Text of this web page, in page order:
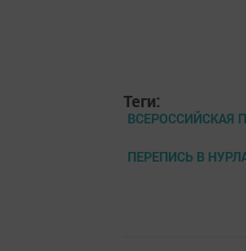
Теги:
ВСЕРОССИЙСКАЯ
ПЕРЕПИСЬ В